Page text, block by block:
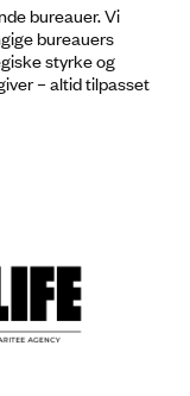
bureauer. Vi
bureauers
styrke og
– altid tilpasset